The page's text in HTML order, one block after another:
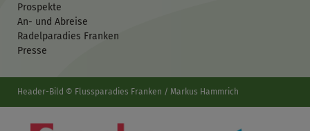
Prospekte
An- und Abreise
Radelparadies Franken
Presse
Header-Bild © Flussparadies Franken / Markus Hammrich